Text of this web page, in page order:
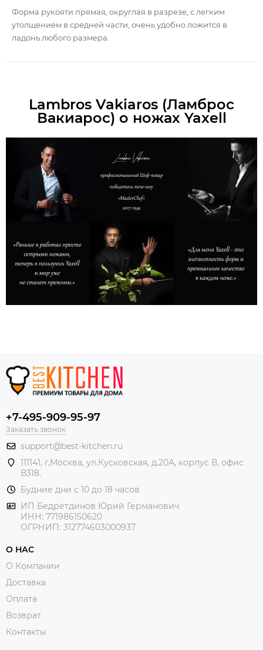
Форма рукояти прямая, округлая в разрезе, с легким
утолщением в средней части, очень удобно ложится в
ладонь любого размера.
Lambros Vakiaros (Ламброс
Вакиарос) о ножах Yaxell
+7-495-909-95-97
Заказать звонок
support@best-kitchen.ru
111141, г,Москва, ул.Кусковская, д.20А, корпус В, офис
В318.
Будние дни с 10 до 18 часов
ИП Бедретдинов Юрий Германович
ИНН: 771986150620
ОГРНИП: 312774603000937
О НАС
О Компании
Доставка
Оплата
Возврат
Контакты